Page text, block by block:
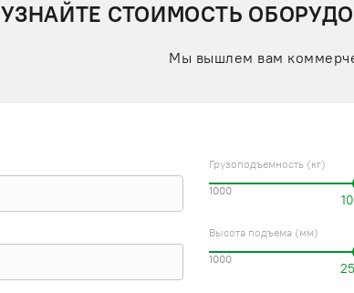
УЗНАЙТЕ СТОИМОСТЬ
Мы вышлем вам
Грузоподъемность (кг)
1000
Высота подъема (мм)
1000